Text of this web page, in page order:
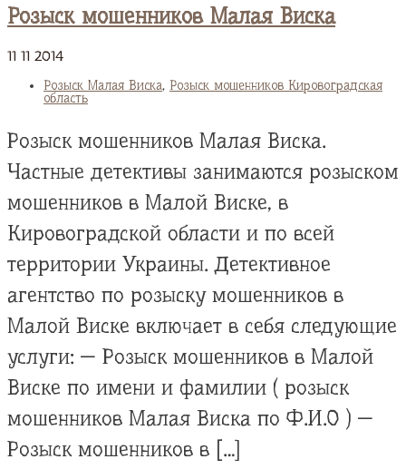
Розыск мошенников Малая Виска
11 11 2014
Розыск Малая Виска, Розыск мошенников Кировоградская
область
Розыск мошенников Малая Виска.
Частные детективы занимаются розыском
мошенников в Малой Виске, в
Кировоградской области и по всей
территории Украины. Детективное
агентство по розыску мошенников в
Малой Виске включает в себя следующие
услуги: — Розыск мошенников в Малой
Виске по имени и фамилии ( розыск
мошенников Малая Виска по Ф.И.О ) —
Розыск мошенников в […]